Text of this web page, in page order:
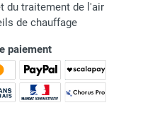
du traitement de l'air
de chauffage
paiement